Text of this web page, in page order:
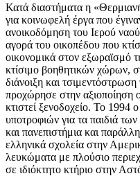
Κατά διαστήματα η
για κοινωφελή έργα που
ανοικοδόμηση του Ιερού
αγορά του οικοπέδου που
οικονομικά στον εξωραϊσμό
κτίσιμο βοηθητικών χώρων,
διάνοιξη και
προχώρησε στην αξιοποίηση
κτιστεί ξενοδοχείο. Το 1994
υποτροφιών για τα παιδιά
και πανεπιστήμια και
ελληνικά σχολεία στην
λευκώματα με πλούσιο
σε ιδιόκτητο κτήριο